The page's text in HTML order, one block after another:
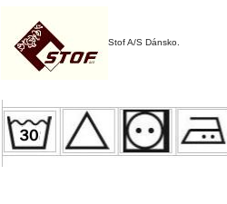
Stof A/S Dánsko.